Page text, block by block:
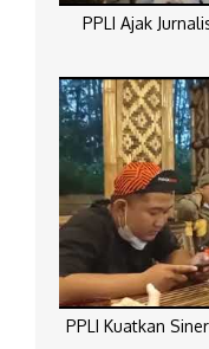
PPLI Ajak
PPLI Kuatkan